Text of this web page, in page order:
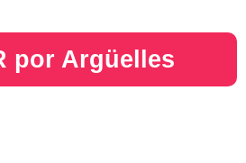
por Argüelles​